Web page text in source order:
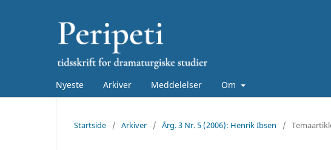
Nyeste Arkiver Meddelelser Om
Startside / Arkiver / Årg. 3 Nr. 5 (2006): Henrik Ibsen /